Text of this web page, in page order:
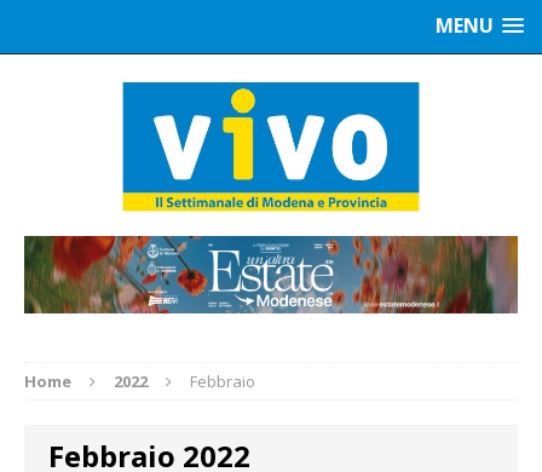
MENU
Home 2022 Febbraio
Febbraio 2022